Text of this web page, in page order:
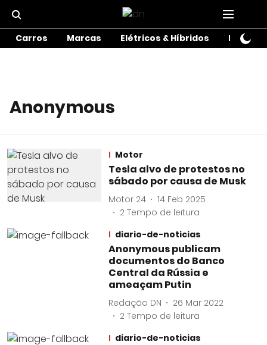
Carros Marcas Elétricos & Híbridos Motos
Anonymous
Motor
Tesla alvo de protestos no
sábado por causa de Musk
Motor 24
14 Feb 2025
2 Tempo de leitura
diario-de-noticias
Anonymous publicam
documentos do Banco
Central da Rússia e
ameaçam Putin
Redação DN
26 Mar 2022
2 Tempo de leitura
diario-de-noticias